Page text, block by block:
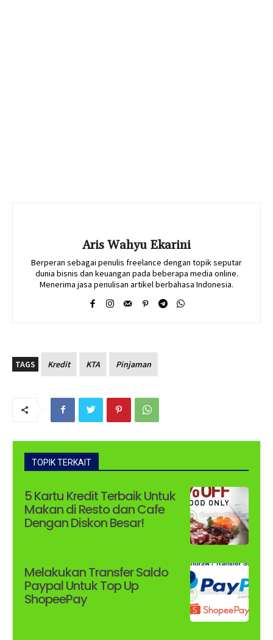
Aris Wahyu Ekarini
Berperan sebagai penulis freelance dengan topik seputar
dunia bisnis dan keuangan pada beberapa media online.
Menerima jasa penulisan artikel berbahasa Indonesia.
TAGS Kredit KTA Pinjaman
TOPIK TERKAIT
5 Kartu Kredit Terbaik Untuk
Makan di Resto dan Cafe
Dengan Diskon Besar!
Melakukan Transfer Saldo
Paypal Untuk Top Up
ShopeePay